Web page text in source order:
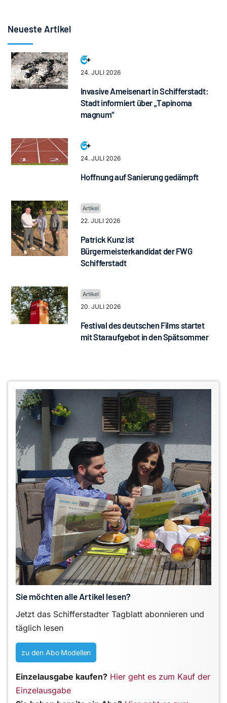
Neueste Artikel
24. JULI 2026
Invasive Ameisenart in Schifferstadt:
Stadt informiert über „Tapinoma
magnum“
24. JULI 2026
Hoffnung auf Sanierung gedämpft
22. JULI 2026
Patrick Kunz ist
Bürgermeisterkandidat der FWG
Schifferstadt
20. JULI 2026
Festival des deutschen Films startet
mit Staraufgebot in den Spätsommer
Sie möchten alle Artikel lesen?
Jetzt das Schifferstadter Tagblatt abonnieren und
täglich lesen
zu den Abo Modellen
Einzelausgabe kaufen? Hier geht es zum Kauf der
Einzelausgabe